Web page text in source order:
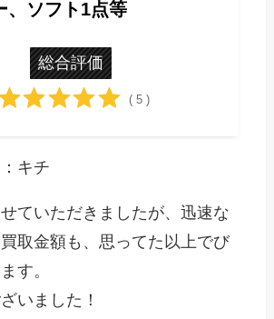
、ソフト1点等
総合評価
( 5 )
キチ
ていただきましたが、迅速な
取金額も、思ってた以上でび
す。
いました！